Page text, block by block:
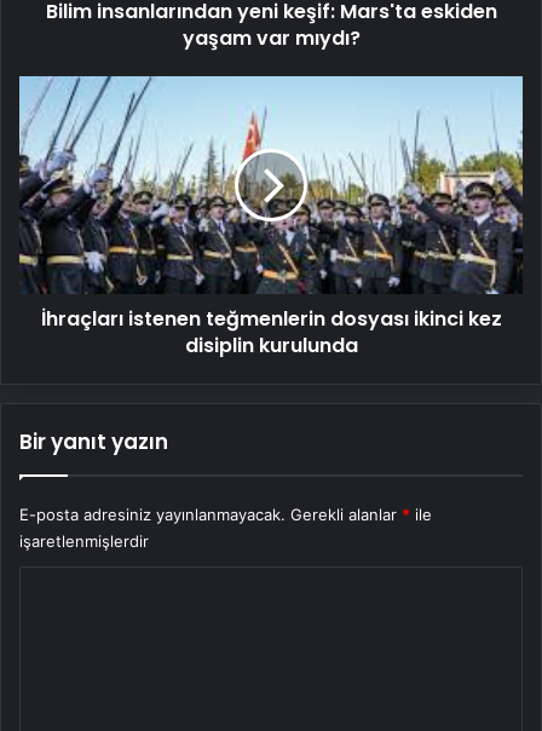
Bilim insanlarından yeni keşif: Mars'ta eskiden
yaşam var mıydı?
İhraçları
istenen
teğmenlerin
dosyası
ikinci
kez
disiplin
kurulunda
İhraçları istenen teğmenlerin dosyası ikinci kez
disiplin kurulunda
Bir yanıt yazın
E-posta adresiniz yayınlanmayacak. Gerekli alanlar * ile
işaretlenmişlerdir